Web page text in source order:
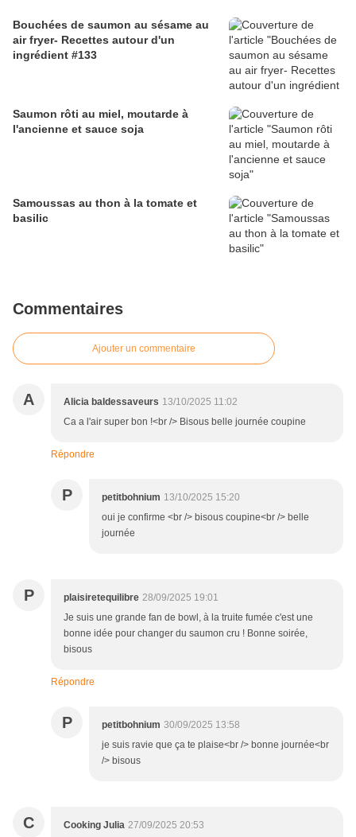
Bouchées de saumon au sésame au
air fryer- Recettes autour d'un
ingrédient #133
Saumon rôti au miel, moutarde à
l'ancienne et sauce soja
Samoussas au thon à la tomate et
basilic
Commentaires
Ajouter un commentaire
A Alicia baldessaveurs 13/10/2025 11:02
Ca a l'air super bon !<br /> Bisous belle journée coupine
Répondre
P petitbohnium 13/10/2025 15:20
oui je confirme <br /> bisous coupine<br /> belle
journée
P plaisiretequilibre 28/09/2025 19:01
Je suis une grande fan de bowl, à la truite fumée c'est une
bonne idée pour changer du saumon cru ! Bonne soirée,
bisous
Répondre
P petitbohnium 30/09/2025 13:58
je suis ravie que ça te plaise<br /> bonne journée<br
/> bisous
C Cooking Julia 27/09/2025 20:53